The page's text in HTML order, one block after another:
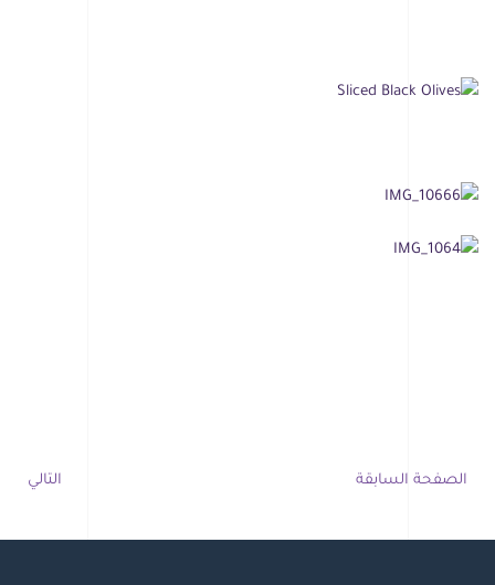
الصفحة السابقة التالي